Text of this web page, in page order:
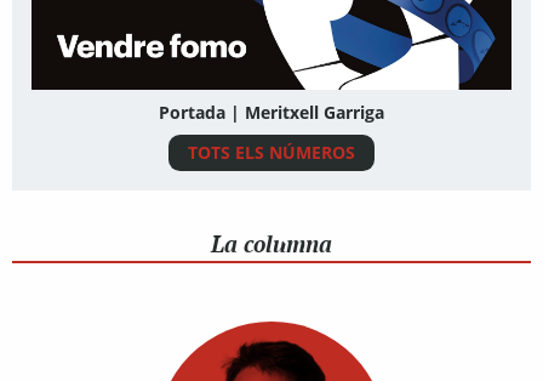
Portada | Meritxell Garriga
TOTS ELS NÚMEROS
La columna